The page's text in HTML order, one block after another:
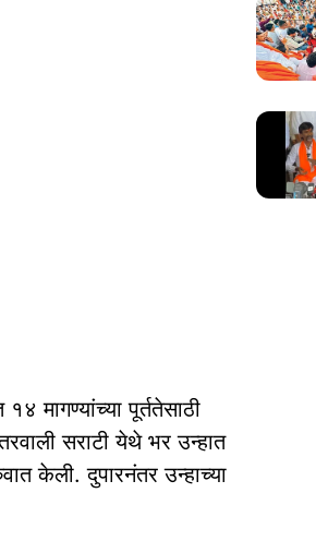
मागण्यांच्या पूर्ततेसाठी
सराटी येथे भर उन्हात
केली. दुपारनंतर उन्हाच्या